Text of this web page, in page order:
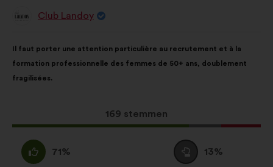
VoorstelClub Landoy
van
het
voorstel:
Il faut porter une attention particulière au recrutement et à la
formation professionnelle des femmes de 50+ ans, doublement
fragilisées.
Dit
voorstel
169 stemmen
de
volgende
verdeling:
Mee
eens
71%
Neutraal
:
13%